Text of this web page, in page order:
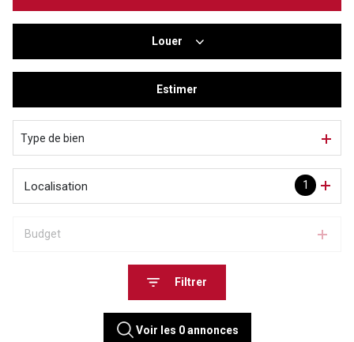
De l'immo pro
Louer
De l'immo pro
Estimer
Type de bien
1
Localisation
Budget
Filtrer
Voir les 0annonces